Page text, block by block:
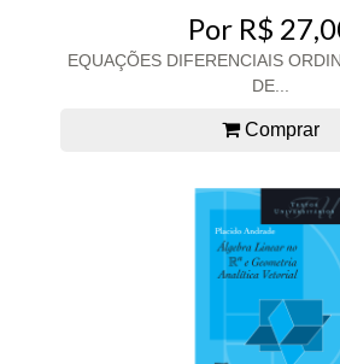
Por R$
EQUAÇÕES DIFERENCIAIS
DE...
Comprar